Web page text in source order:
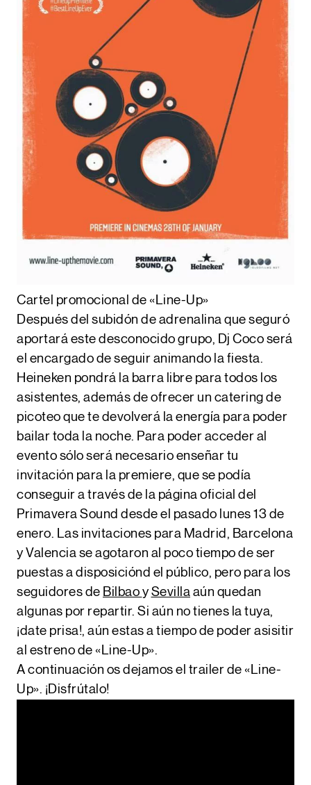
Cartel promocional de «Line-Up»
Después del subidón de adrenalina que seguró
aportará este desconocido grupo, Dj Coco será
el encargado de seguir animando la fiesta.
Heineken pondrá la barra libre para todos los
asistentes, además de ofrecer un catering de
picoteo que te devolverá la energía para poder
bailar toda la noche. Para poder acceder al
evento sólo será necesario enseñar tu
invitación para la premiere, que se podía
conseguir a través de la página oficial del
Primavera Sound desde el pasado lunes 13 de
enero. Las invitaciones para Madrid, Barcelona
y Valencia se agotaron al poco tiempo de ser
puestas a disposiciónd el público, pero para los
seguidores de Bilbao y Sevilla aún quedan
algunas por repartir. Si aún no tienes la tuya,
¡date prisa!, aún estas a tiempo de poder asisitir
al estreno de «Line-Up».
A continuación os dejamos el trailer de «Line-
Up». ¡Disfrútalo!